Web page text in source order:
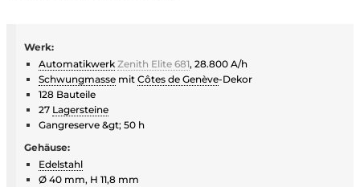
Werk:
Automatikwerk Zenith Elite 681, 28.800 A/h
Schwungmasse mit Côtes de Genève-Dekor
128 Bauteile
27 Lagersteine
Gangreserve &gt; 50 h
Gehäuse:
Edelstahl
Ø 40 mm, H 11,8 mm